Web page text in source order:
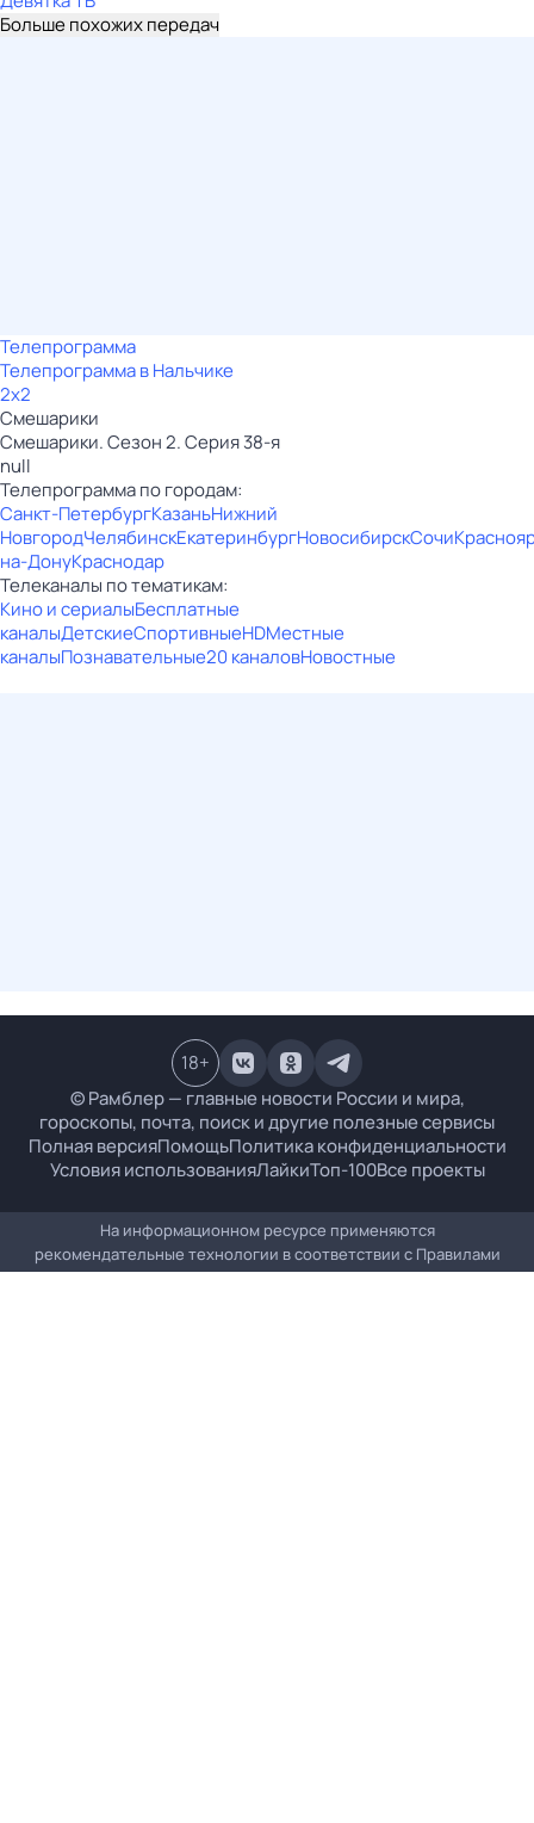
Больше похожих передач
Телепрограмма
Телепрограмма в Нальчике
2x2
Смешарики
Смешарики. Сезон 2. Серия 38-я
null
Телепрограмма по городам:
Санкт-ПетербургКазаньНижний
НовгородЧелябинскЕкатеринбургНовосибирскСочи
на-ДонуКраснодар
Телеканалы по тематикам:
Кино и сериалыБесплатные
каналыДетскиеСпортивныеHDМестные
каналыПознавательные20 каналовНовостные
© Рамблер — главные новости России и мира,
гороскопы, почта, поиск и другие полезные сервисы
Полная версияПомощьПолитика конфиденциальности
Условия использованияЛайкиТоп-100Все проекты
18+
На информационном ресурсе применяются
рекомендательные технологии в соответствии с Правилами